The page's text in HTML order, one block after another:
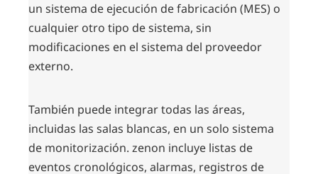
un sistema de ejecución de fabricación (MES) o
cualquier otro tipo de sistema, sin
modificaciones en el sistema del proveedor
externo.
También puede integrar todas las áreas,
incluidas las salas blancas, en un solo sistema
de monitorización. zenon incluye listas de
eventos cronológicos, alarmas, registros de